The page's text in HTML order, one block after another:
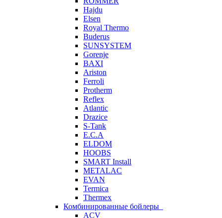
Hajdu
Elsen
Royal Thermo
Buderus
SUNSYSTEM
Gorenje
BAXI
Ariston
Ferroli
Protherm
Reflex
Atlantic
Drazice
S-Tank
E.C.A
ELDOM
HOOBS
SMART Install
METALAC
EVAN
Termica
Thermex
Комбинированные бойлеры
ACV